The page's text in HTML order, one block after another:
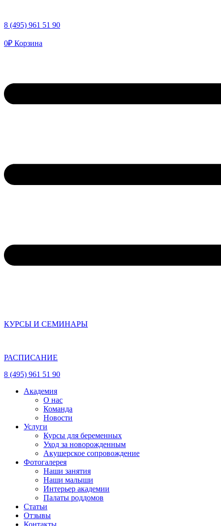
8 (495) 961 51 90
0₽ Корзина
КУРСЫ И СЕМИНАРЫ
РАСПИСАНИЕ
8 (495) 961 51 90
Академия
О нас
Команда
Новости
Услуги
Курсы для беременных
Уход за новорожденным
Акушерское сопровождение
Фотогалерея
Наши занятия
Наши малыши
Интерьер академии
Палаты роддомов
Статьи
Отзывы
Контакты